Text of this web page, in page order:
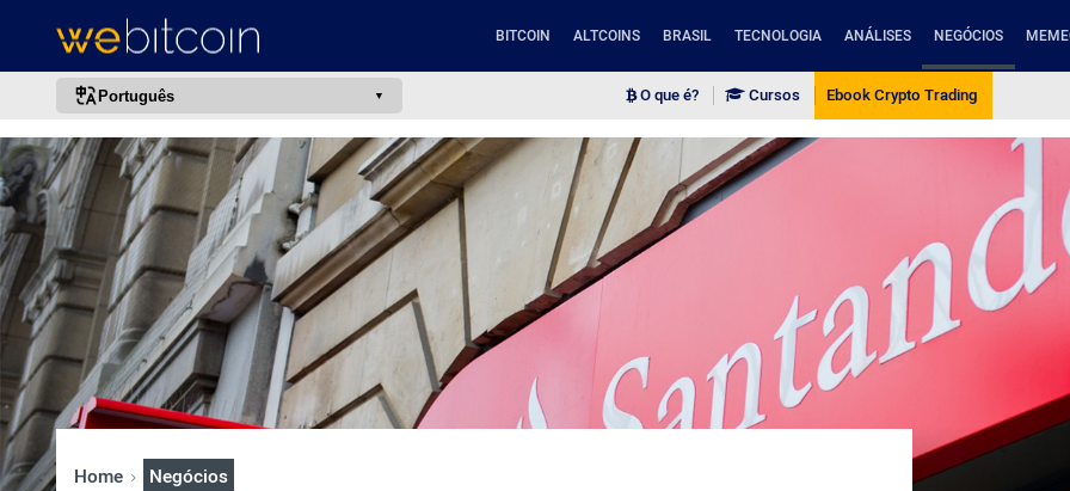
BITCOIN ALTCOINS BRASIL TECNOLOGIA ANÁLISES NEGÓCIOS
Português
português (BR)
english
español
français
italiano
deutsch
日本語
中文
한국어
O que é? Cursos Ebook Crypto Trading
Home Negócios